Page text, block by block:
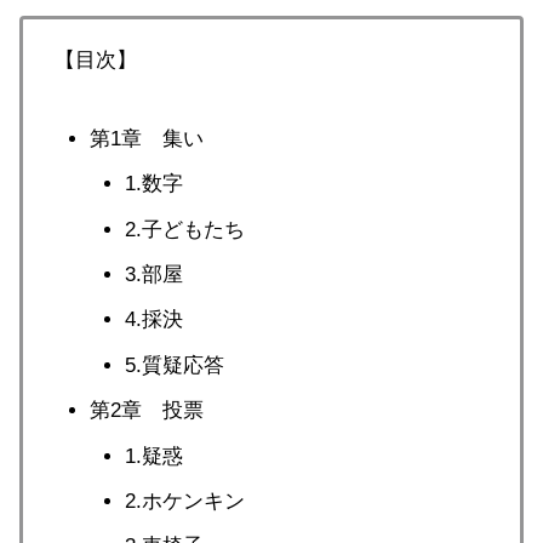
【目次】
第1章 集い
1.数字
2.子どもたち
3.部屋
4.採決
5.質疑応答
第2章 投票
1.疑惑
2.ホケンキン